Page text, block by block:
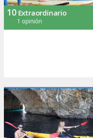
10 Extraordinario
1 opinión